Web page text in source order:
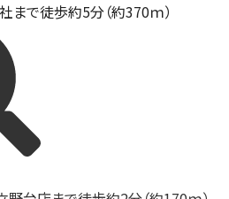
まで徒歩約5分（約370ｍ）